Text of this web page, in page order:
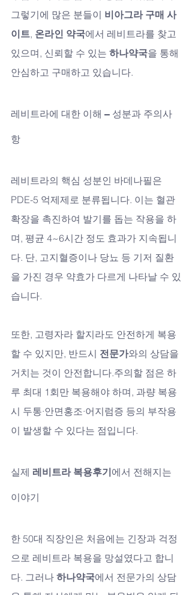
그렇기에 많은 분들이 비아그라 구매 사
이트, 온라인 약국에서 레비트라를 찾고
있으며, 신뢰할 수 있는 하나약국을 통해
안심하고 구매하고 있습니다.
레비트라에 대한 이해 – 성분과 주의사
항
레비트라의 핵심 성분인 바데나필은
PDE-5 억제제로 분류됩니다. 이는 혈관
확장을 촉진하여 발기를 돕는 작용을 하
며, 평균 4~6시간 정도 효과가 지속됩니
다. 단, 고지혈증이나 당뇨 등 기저 질환
을 가진 경우 약효가 다르게 나타날 수 있
습니다.
또한, 고령자라 할지라도 안전하게 복용
할 수 있지만, 반드시 전문가와의 상담을
거치는 것이 안전합니다.주의할 점은 하
루 최대 1회만 복용해야 하며, 과량 복용
시 두통·안면홍조·어지럼증 등의 부작용
이 발생할 수 있다는 점입니다.
실제 레비트라 복용후기에서 전해지는
이야기
한 50대 직장인은 처음에는 긴장과 걱정
으로 레비트라 복용을 망설였다고 합니
다. 그러나 하나약국에서 전문가의 상담